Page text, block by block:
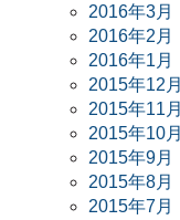
2016年3月
2016年2月
2016年1月
2015年12月
2015年11月
2015年10月
2015年9月
2015年8月
2015年7月